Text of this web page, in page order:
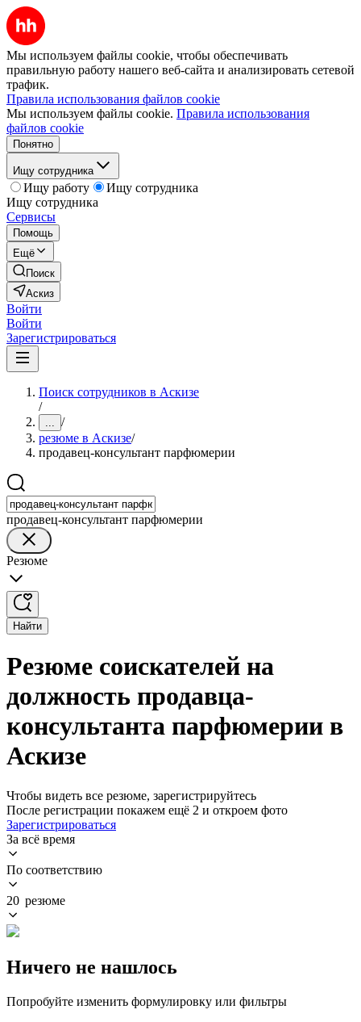
Мы используем файлы cookie, чтобы обеспечивать
правильную работу нашего веб-сайта и анализировать сетевой
трафик.
Правила использования файлов cookie
Мы используем файлы cookie. Правила использования
файлов cookie
Понятно
Ищу сотрудника
Ищу работу
Ищу сотрудника
Ищу сотрудника
Сервисы
Помощь
Ещё
Поиск
Аскиз
Войти
Войти
Зарегистрироваться
Поиск сотрудников в Аскизе
/
... /
резюме в Аскизе/
продавец-консультант парфюмерии
продавец-консультант парфюмерии
Резюме
Найти
Резюме соискателей на
должность продавца-
консультанта парфюмерии в
Аскизе
Чтобы видеть все резюме, зарегистрируйтесь
После регистрации покажем ещё 2 и откроем фото
Зарегистрироваться
За всё время
По соответствию
20 резюме
Ничего не нашлось
Попробуйте изменить формулировку или фильтры